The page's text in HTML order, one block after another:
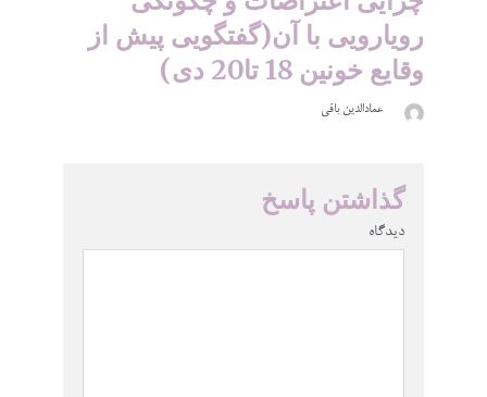
رویارویی با آن(گفتگویی پیش از
وقایع خونین 18 تا20 دی)
عمادالدین باقی
گذاشتن پاسخ
دیدگاه